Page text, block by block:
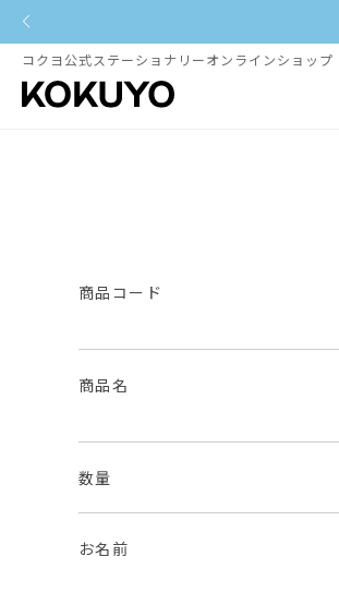
コクヨ公式ステーショナリーオンラインショップ
商品コード
商品名
数量
お名前